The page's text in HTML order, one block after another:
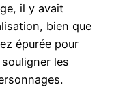
il y avait
bien que
épurée pour
les